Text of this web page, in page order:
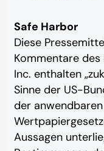
Safe Harbor
Diese
Kommentare des
Inc. enthalten
Sinne der US-
der
Aussagen